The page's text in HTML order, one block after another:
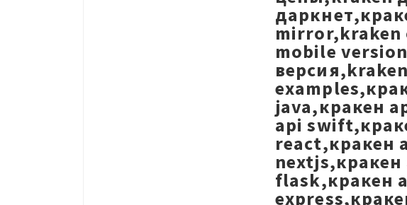
mirror,kraken
mobile
java,кракен
api
react,кракен
flask,кракен